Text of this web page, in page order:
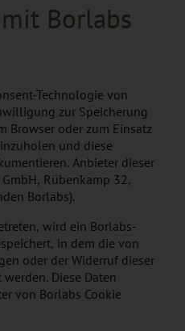
Borlabs
Technologie von
zur Speicherung
Browser oder zum Einsatz
und diese
Anbieter dieser
Rübenkamp 32,
Borlabs).
wird ein Borlabs-
in dem die von
oder der Widerruf dieser
Diese Daten
von Borlabs Cookie